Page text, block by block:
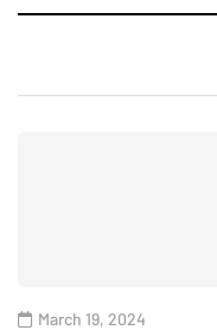
March 19, 2024